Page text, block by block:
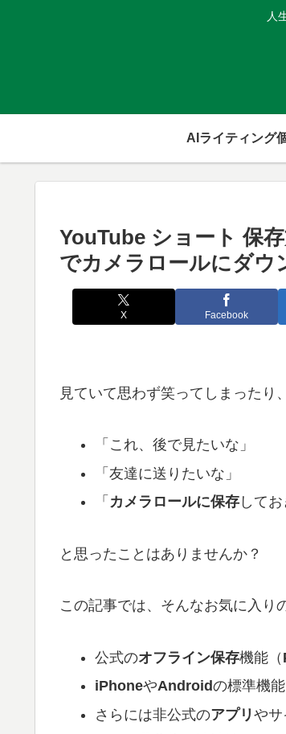
人
AIライティング
YouTube ショート 保
でカメラロールにダウ
X Facebook
見ていて思わず笑ってしまったり
「これ、後で見たいな」
「友達に送りたいな」
「 カメラロールに保存してお
と思ったことはありませんか？
この記事では、そんなお気に入り
公式のオフライン保存機能（
iPhoneやAndroidの標準機
さらには非公式のアプリ やサ